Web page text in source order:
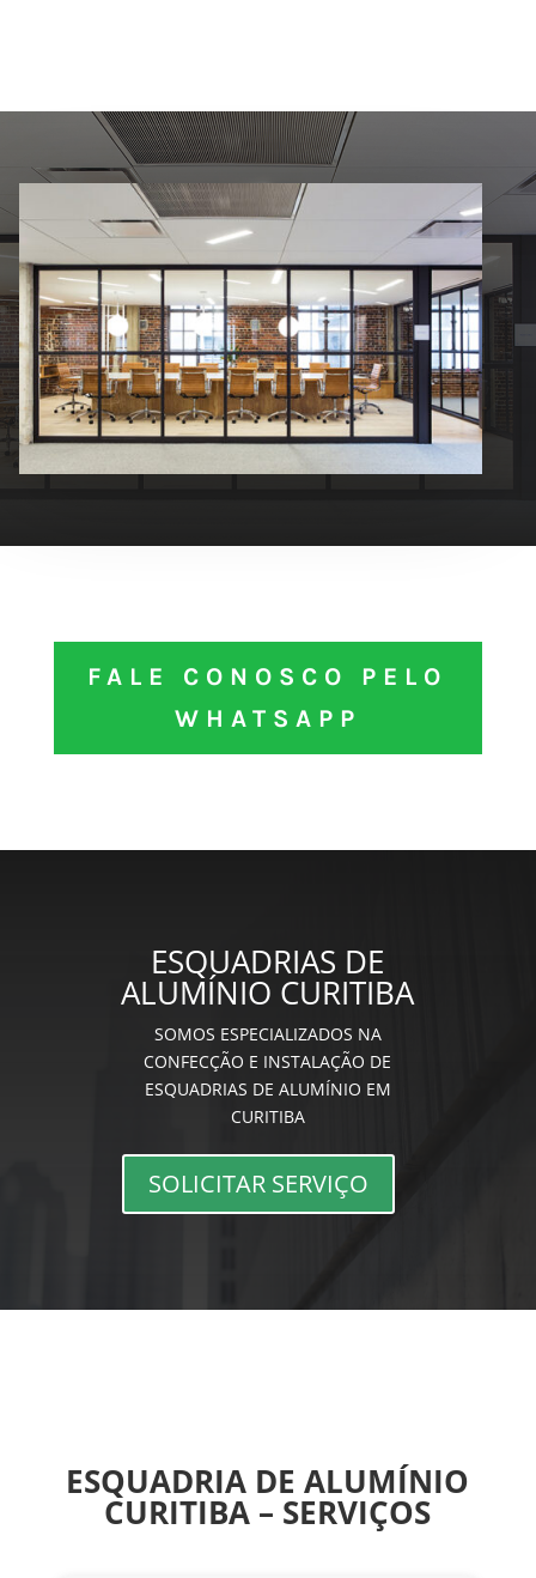
FALE CONOSCO PELO
WHATSAPP
ESQUADRIAS DE
ALUMÍNIO CURITIBA
SOMOS ESPECIALIZADOS NA
CONFECÇÃO E INSTALAÇÃO DE
ESQUADRIAS DE ALUMÍNIO EM
CURITIBA
SOLICITAR SERVIÇO
ESQUADRIA DE ALUMÍNIO
CURITIBA – SERVIÇOS